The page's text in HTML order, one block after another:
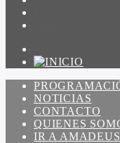
NOTICIAS
CONTACTO
QUIENES
IR A AMADEUS